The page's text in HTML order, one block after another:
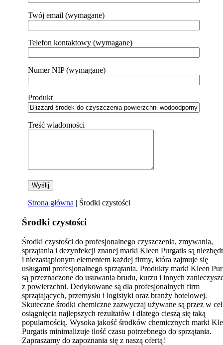
Twój email (wymagane)
Telefon kontaktowy (wymagane)
Numer NIP (wymagane)
Produkt
Treść wiadomości
Strona główna | Środki czystości
Środki czystości
Środki czystości do profesjonalnego czyszczenia, zmywania,
sprzątania i dezynfekcji znanej marki Kleen Purgatis są
i niezastąpionym elementem każdej firmy, która zajmuje się
usługami profesjonalnego sprzątania. Produkty marki Kleen
są przeznaczone do usuwania brudu, kurzu i innych
z powierzchni. Dedykowane są dla profesjonalnych firm
sprzątających, przemysłu i logistyki oraz branży hotelowej.
Skuteczne środki chemiczne zazwyczaj używane są przez w
osiągnięcia najlepszych rezultatów i dlatego cieszą się taką
popularnością. Wysoka jakość środków chemicznych marki
Purgatis minimalizuje ilość czasu potrzebnego do sprzątania.
Zapraszamy do zapoznania się z naszą ofertą!